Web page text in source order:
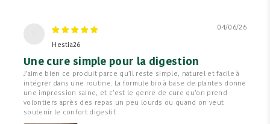
04/06/26
Hestia26
Une cure simple pour la digestion
J’aime bien ce produit parce qu’il reste simple, naturel et facile à
intégrer dans une routine. La formule bio à base de plantes donne
une impression saine, et c’est le genre de cure qu’on prend
volontiers après des repas un peu lourds ou quand on veut
soutenir le confort digestif.